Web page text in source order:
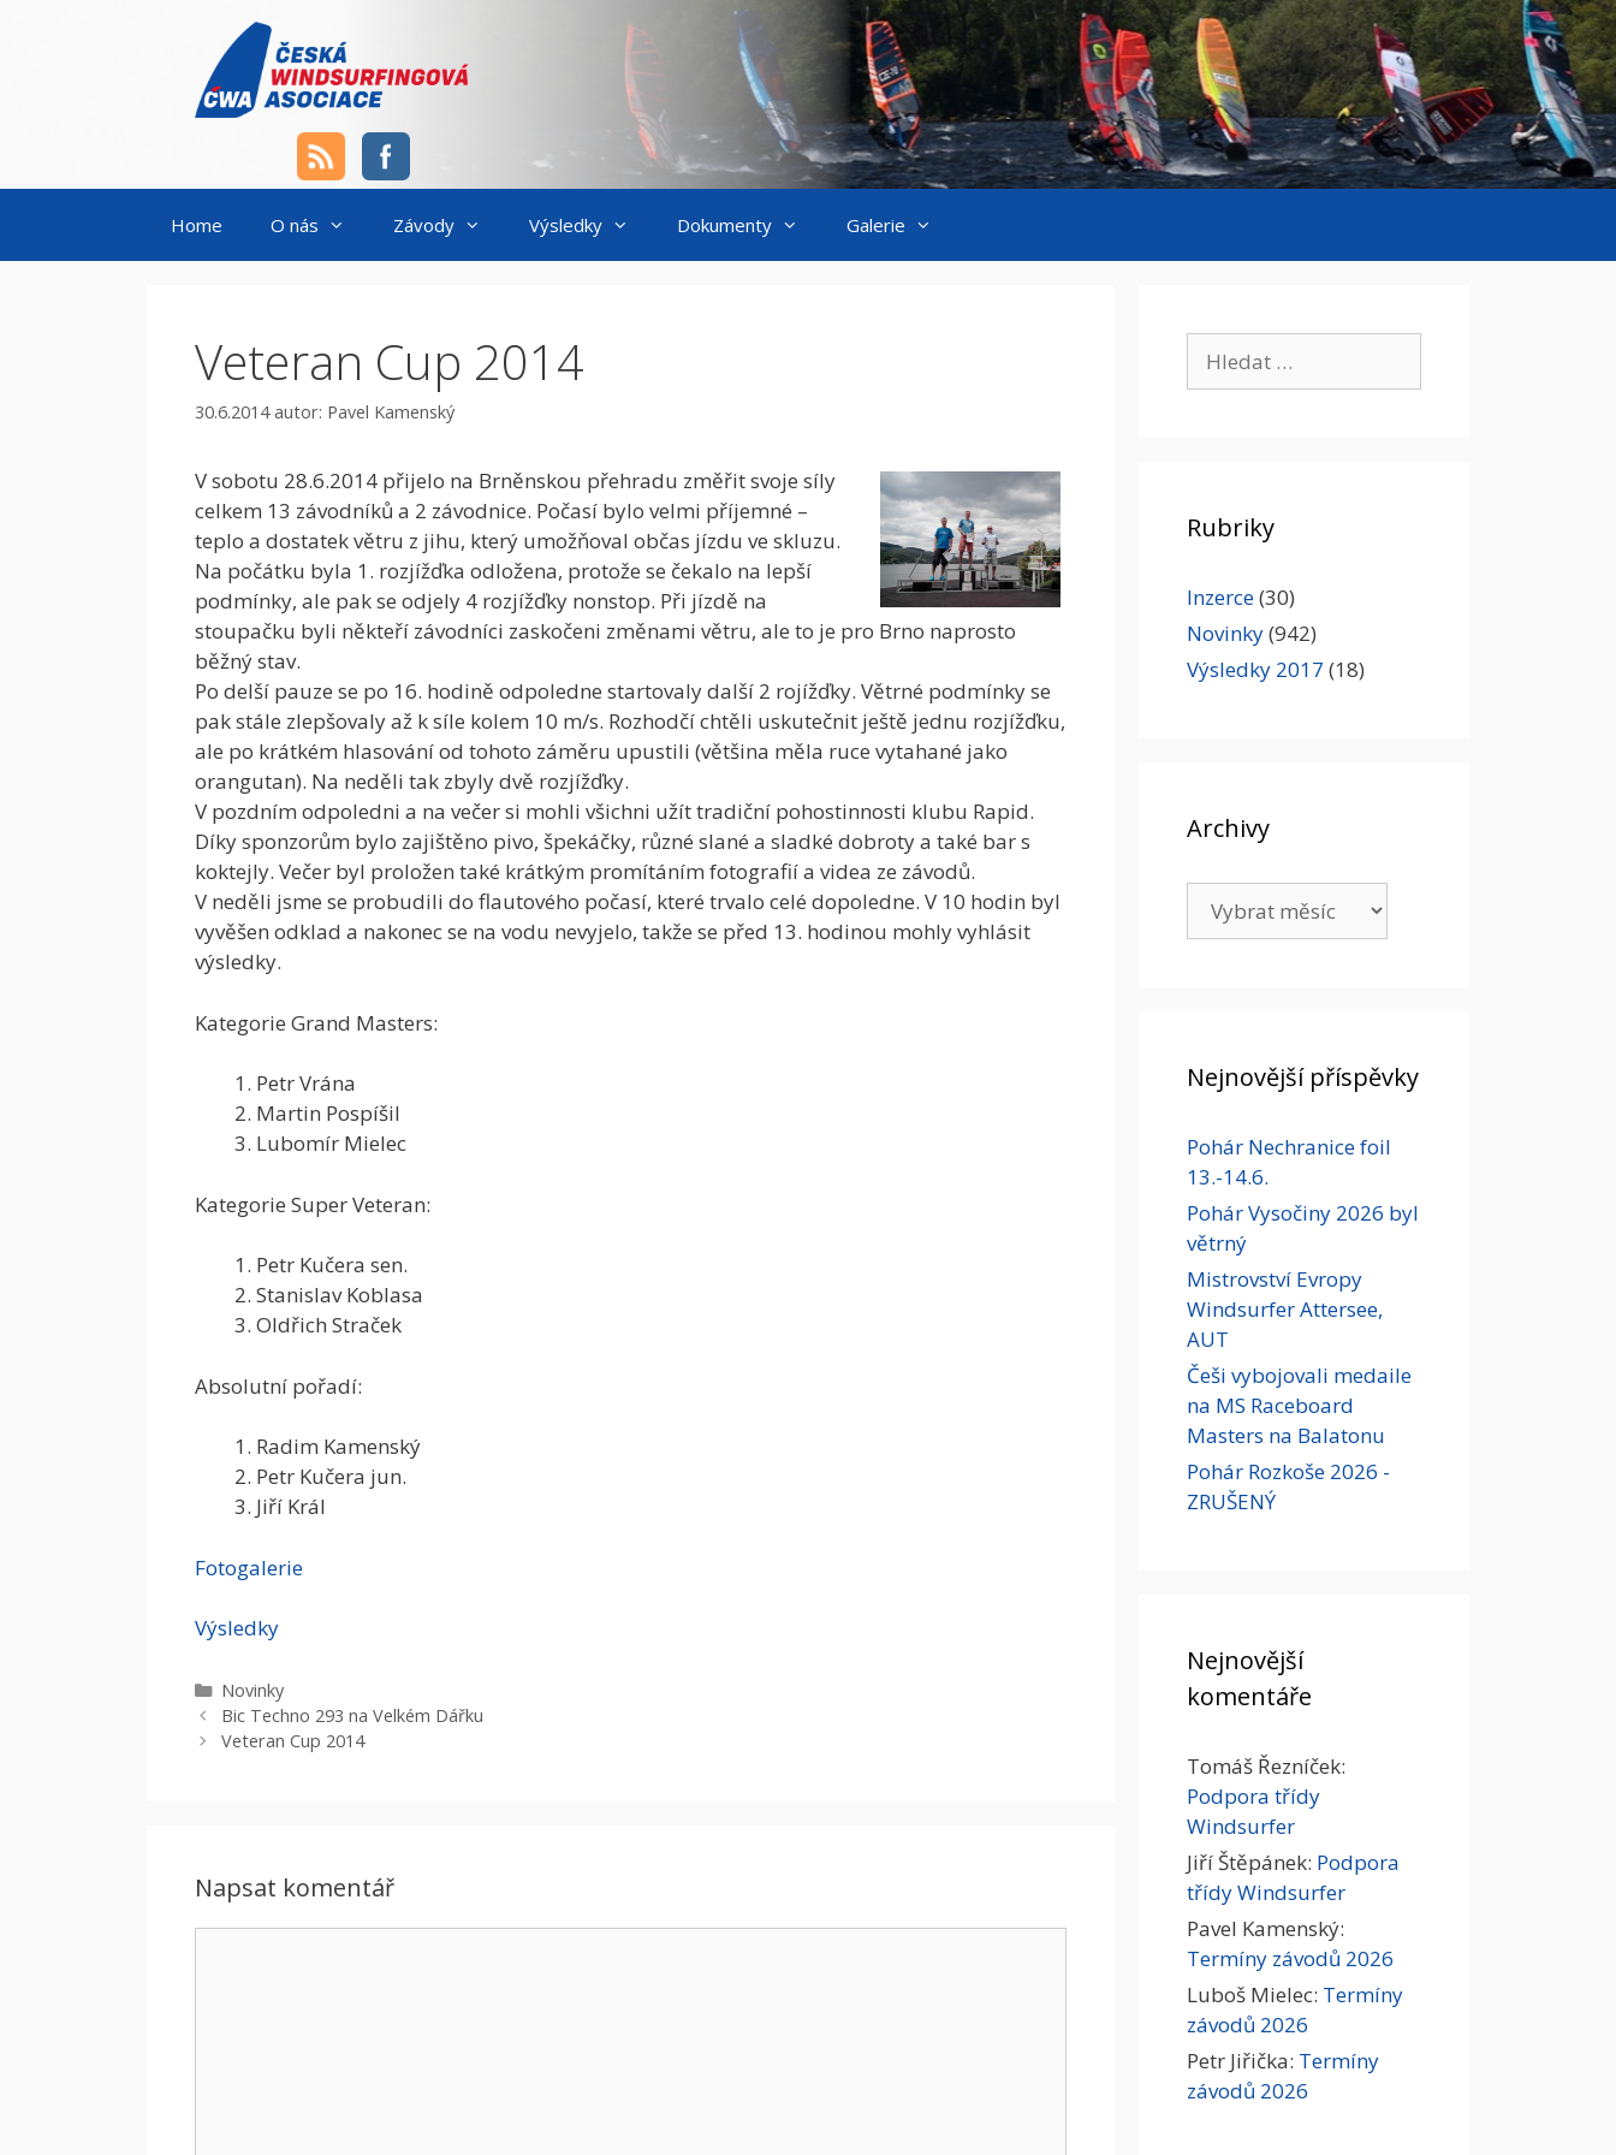
Home O nás Závody Výsledky Dokumenty Galerie
Veteran Cup 2014
30.6.2014 autor: Pavel Kamenský
V sobotu 28.6.2014 přijelo na Brněnskou přehradu změřit svoje síly
celkem 13 závodníků a 2 závodnice. Počasí bylo velmi příjemné –
teplo a dostatek větru z jihu, který umožňoval občas jízdu ve skluzu.
Na počátku byla 1. rozjížďka odložena, protože se čekalo na lepší
podmínky, ale pak se odjely 4 rozjížďky nonstop. Při jízdě na
stoupačku byli někteří závodníci zaskočeni změnami větru, ale to je pro Brno naprosto
běžný stav.
Po delší pauze se po 16. hodině odpoledne startovaly další 2 rojížďky. Větrné podmínky se
pak stále zlepšovaly až k síle kolem 10 m/s. Rozhodčí chtěli uskutečnit ještě jednu rozjížďku,
ale po krátkém hlasování od tohoto záměru upustili (většina měla ruce vytahané jako
orangutan). Na neděli tak zbyly dvě rozjížďky.
V pozdním odpoledni a na večer si mohli všichni užít tradiční pohostinnosti klubu Rapid.
Díky sponzorům bylo zajištěno pivo, špekáčky, různé slané a sladké dobroty a také bar s
koktejly. Večer byl proložen také krátkým promítáním fotografií a videa ze závodů.
V neděli jsme se probudili do flautového počasí, které trvalo celé dopoledne. V 10 hodin byl
vyvěšen odklad a nakonec se na vodu nevyjelo, takže se před 13. hodinou mohly vyhlásit
výsledky.
Kategorie Grand Masters:
Petr Vrána
Martin Pospíšil
Lubomír Mielec
Kategorie Super Veteran:
Petr Kučera sen.
Stanislav Koblasa
Oldřich Straček
Absolutní pořadí:
Radim Kamenský
Petr Kučera jun.
Jiří Král
Fotogalerie
Výsledky
Rubriky
Novinky
Bic Techno 293 na Velkém Dářku
Veteran Cup 2014
Napsat komentář
Rubriky
Inzerce(30)
Novinky(942)
Výsledky 2017 (18)
Archivy
Nejnovější příspěvky
Pohár Nechranice foil
13.-14.6.
Pohár Vysočiny 2026 byl
větrný
Mistrovství Evropy
Windsurfer Attersee,
AUT
Češi vybojovali medaile
na MS Raceboard
Masters na Balatonu
Pohár Rozkoše 2026 -
ZRUŠENÝ
Nejnovější
komentáře
Tomáš Řezníček:
Podpora třídy
Windsurfer
Jiří Štěpánek: Podpora
třídy Windsurfer
Pavel Kamenský:
Termíny závodů 2026
Luboš Mielec: Termíny
závodů 2026
Petr Jiřička: Termíny
závodů 2026